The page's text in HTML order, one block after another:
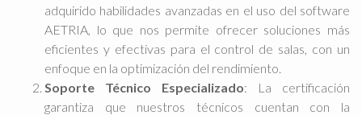
adquirido habilidades avanzadas en el uso del software
AETRIA, lo que nos permite ofrecer soluciones más
eficientes y efectivas para el control de salas, con un
enfoque en la optimización del rendimiento.
Soporte Técnico Especializado: La certificación
garantiza que nuestros técnicos cuentan con la